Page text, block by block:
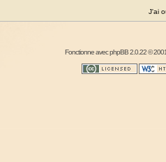
J'ai
Fonctionne avecphpBB2.0.22 ©